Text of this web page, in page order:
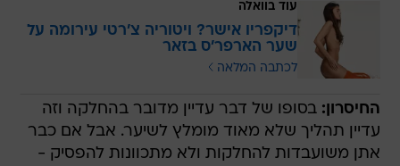
עוד בוואלה
דיקפריו אישר? ויטוריה צ'רטי עירומה על
שער הארפר'ס בזאר
לכתבה המלאה
החיסרון: בסופו של דבר עדיין מדובר בהחלקה וזה
עדיין תהליך שלא מאוד מומלץ לשיער. אבל אם כבר
אתן משועבדות להחלקות ולא מתכוונות להפסיק -